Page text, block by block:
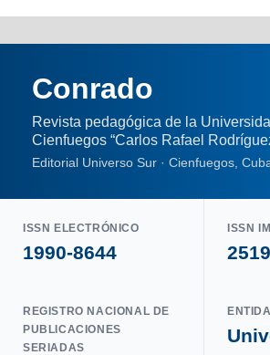
Conrado
Revista pedagógica de la
Cienfuegos “Carlos Rafael
Editorial Universo Sur · Cienfuegos,
ISSN ELECTRÓNICO
1990-8644
ISSN
REGISTRO NACIONAL DE
PUBLICACIONES
SERIADAS